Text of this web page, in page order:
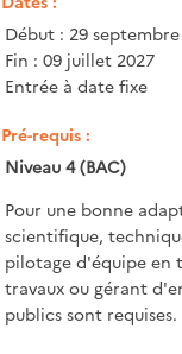
Début : 29
Fin : 09 juillet 2027
Entrée à date fixe
Pré-requis :
Niveau 4 (BAC)
Pour une bonne
scientifique,
pilotage d'équipe en
travaux ou gérant
publics sont requises.